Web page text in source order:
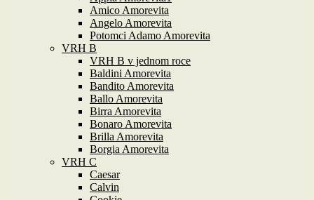
Amico Amorevita
Angelo Amorevita
Potomci Adamo Amorevita
VRH B
VRH B v jednom roce
Baldini Amorevita
Bandito Amorevita
Ballo Amorevita
Birra Amorevita
Bonaro Amorevita
Brilla Amorevita
Borgia Amorevita
VRH C
Caesar
Calvin